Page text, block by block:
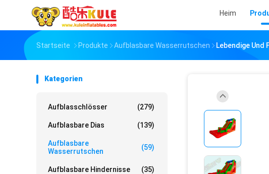
Heim
Startseite Produkte Aufblasbare Wasserrutschen Lebendige
Kategorien
Aufblasschlösser (279)
Aufblasbare Dias (139)
Aufblasbare
Wasserrutschen
(59)
Aufblasbare Hindernisse (35)